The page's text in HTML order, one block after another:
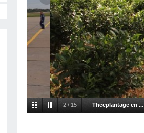
2 / 15 Theeplantage en